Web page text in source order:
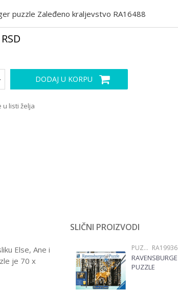
puzzle Zaleđeno kraljevstvo RA16488
RSD
DODAJ U KORPU
u listi želja
Else, Ane i
je 70 x
SLIČNI PROIZVODI
1.759,00 PUZZLE 1000 DELOVA RA19936
RAVENSBURGER
PUZZLE